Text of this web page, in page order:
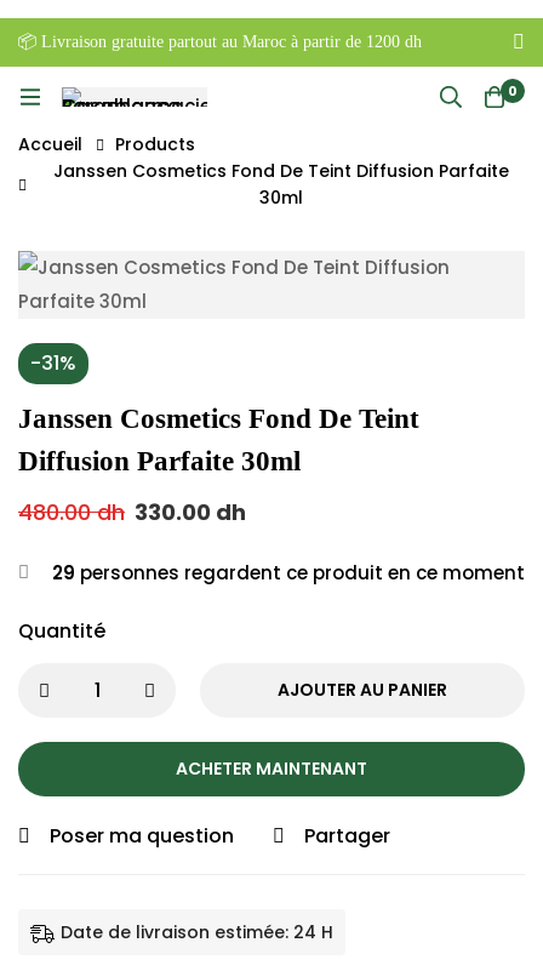
📦 Livraison gratuite partout au Maroc à partir de 1200 dh
0
Accueil
Products
Janssen Cosmetics Fond De Teint Diffusion Parfaite
30ml
-31%
Janssen Cosmetics Fond De Teint
Diffusion Parfaite 30ml
480.00dh 330.00 dh
29 personnes regardent ce produit en ce moment
Quantité
AJOUTER AU PANIER
ACHETER MAINTENANT
Poser ma question Partager
Date de livraison estimée: 24 H